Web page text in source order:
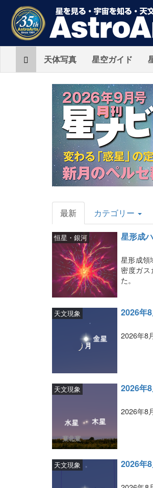
Home天体写真 星空ガイド
AstroArts
Topics
最新 カテゴリー
ヘ
ッ
ド
ラ
イ
星形成
恒星・銀河
星形成領
密度ガ
た。
2026年
天文現象
2026年8
2026年
天文現象
2026年8
2026年
天文現象